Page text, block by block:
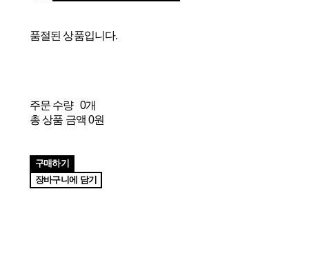
품절된 상품입니다.
주문 수량 0개
총 상품 금액 0원
구매하기
장바구니에 담기